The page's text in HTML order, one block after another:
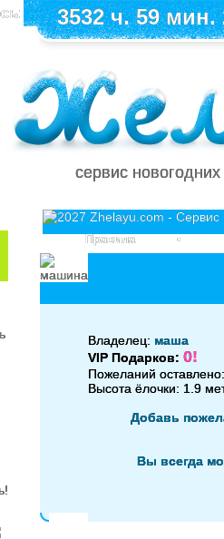
3532 ч. 59 мин.
сервис
Правила
•
Владелец: маша
VIP Подарков: 0!
Пожеланий оставлено:
Высота ёлочки: 1.9
Добавь
Вы всегда